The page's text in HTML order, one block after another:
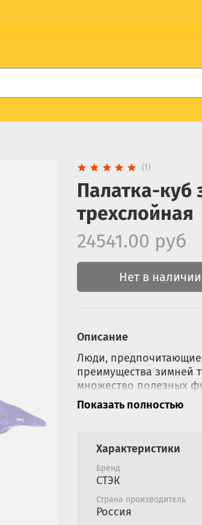
(1)
Палатка-куб
трехслойная
24541.00 руб
Нет в наличии
Описание
Люди, предпочитающие
преимущества зимней
множество полезных
позволяя ловить рыбу
Размеры
220х220 см (ДхШ
205 см (высота по
Вес - 9,1 кг;
Показать полностью
Характеристики
Бренд
СТЭК
Страна производитель
Россия